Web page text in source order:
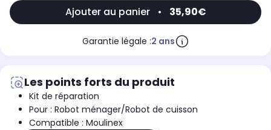
Ajouter au panier • 35,90€
Garantie légale :2 ans
Les points forts du produit
Kit de réparation
Pour : Robot ménager/Robot de cuisson
Compatible : Moulinex